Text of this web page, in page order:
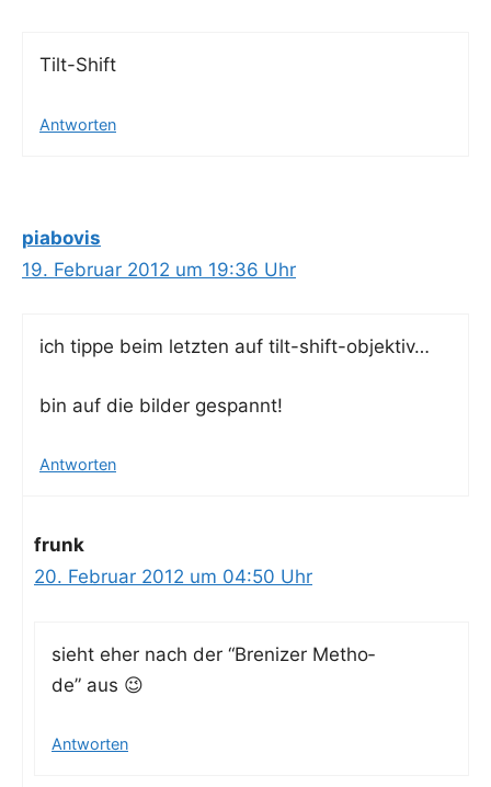
Tilt-Shift
Antworten
piabovis
19. Februar 2012 um 19:36 Uhr
ich tip­pe beim letz­ten auf tilt-shift-objektiv…
bin auf die bil­der gespannt!
Antworten
frunk
20. Februar 2012 um 04:50 Uhr
sieht eher nach der “Bre­ni­zer Metho­
de” aus 😉
Antworten